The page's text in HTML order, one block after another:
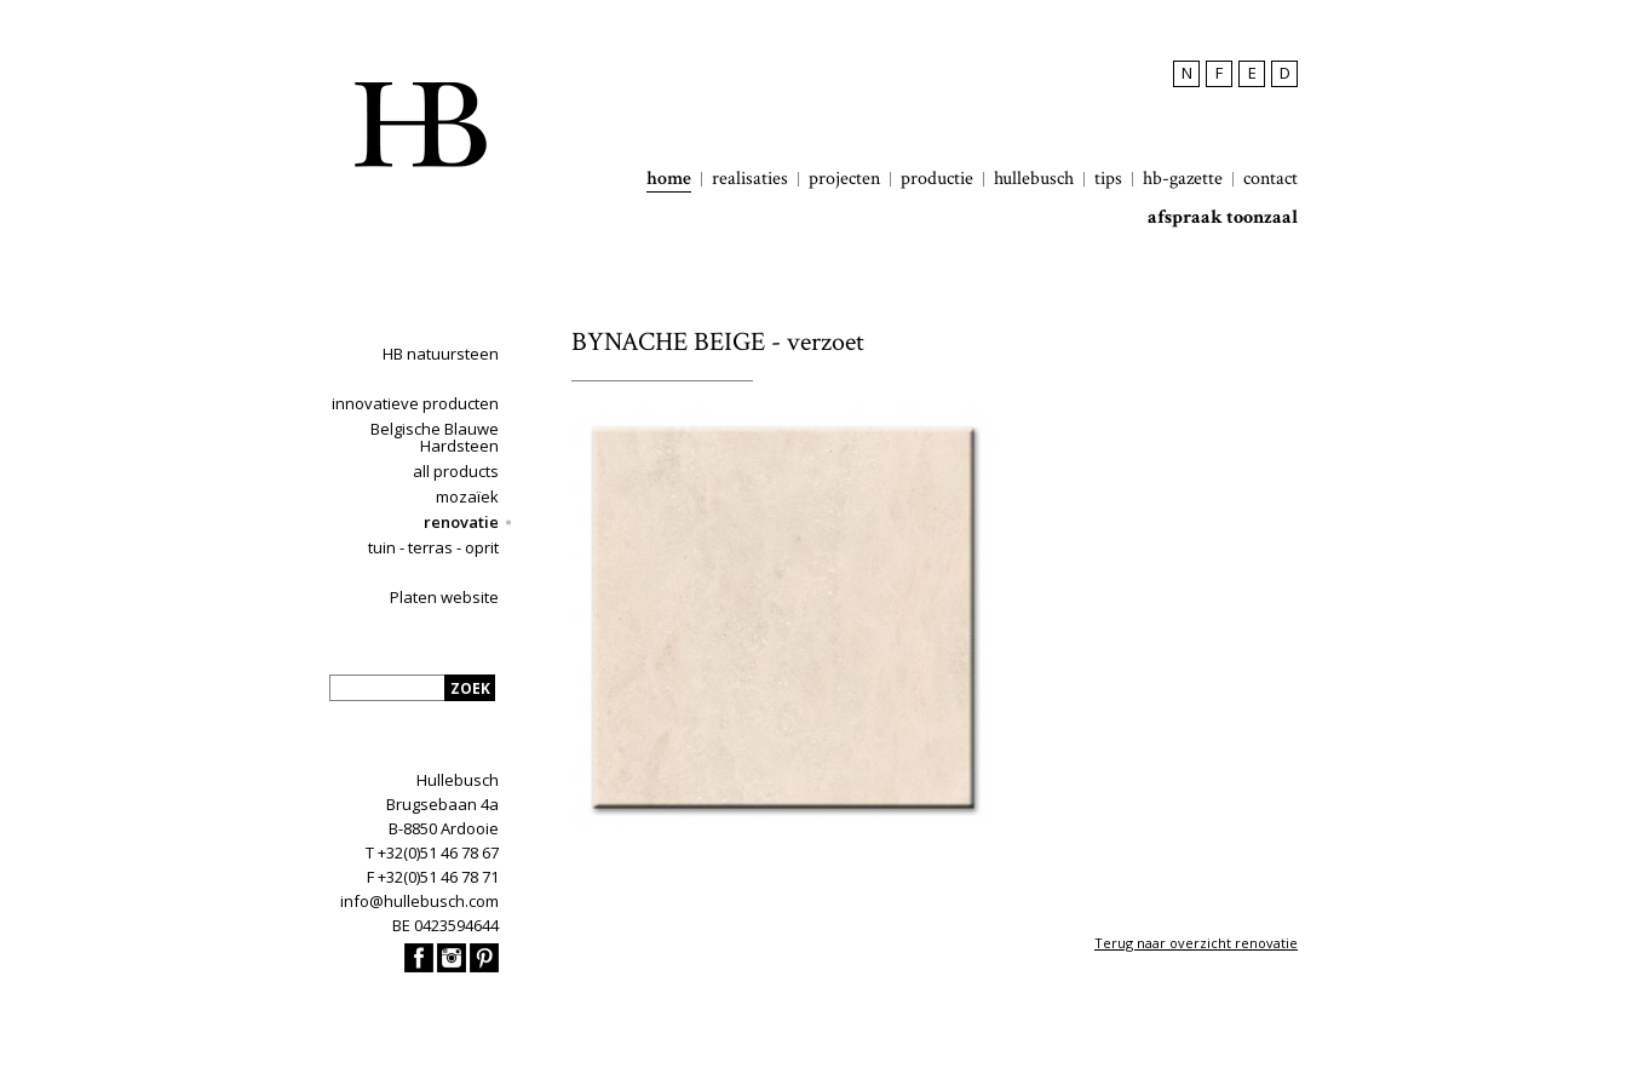
N F E D
home realisaties projecten productie hullebusch tips hb-gazette
contact
afspraak toonzaal
HB natuursteen
innovatieve producten
Belgische Blauwe
Hardsteen
all products
mozaïek
renovatie
tuin - terras - oprit
Platen website
Hullebusch
Brugsebaan 4a
B-8850 Ardooie
T +32(0)51 46 78 67
F +32(0)51 46 78 71
info@hullebusch.com
BE 0423594644
BYNACHE BEIGE - verzoet
Terug naar overzicht renovatie